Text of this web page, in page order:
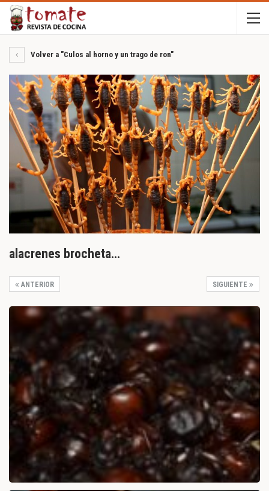
Volver a "Culos al horno y un trago de ron"
alacrenes brocheta…
SIGUIENTE
ANTERIOR